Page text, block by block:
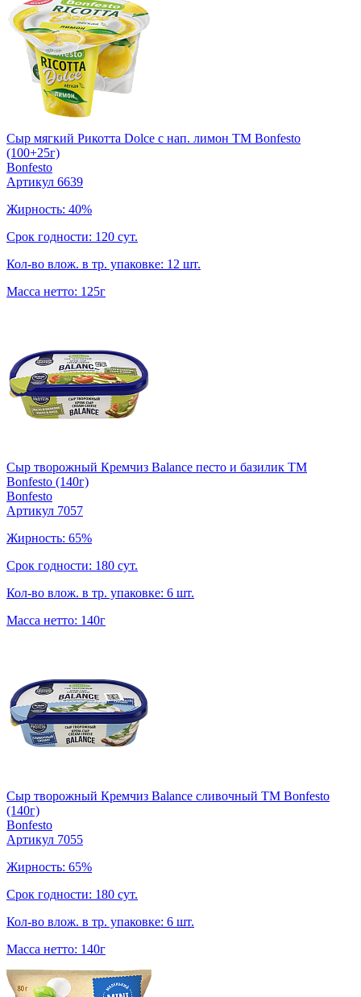
Сыр мягкий Рикотта Dolce с нап. лимон TM Bonfesto
(100+25г)
Bonfesto
Артикул 6639
Жирность: 40%
Срок годности: 120 сут.
Кол-во влож. в тр. упаковке: 12 шт.
Масса нетто: 125г
Сыр творожный Кремчиз Balance песто и базилик ТМ
Bonfesto (140г)
Bonfesto
Артикул 7057
Жирность: 65%
Срок годности: 180 сут.
Кол-во влож. в тр. упаковке: 6 шт.
Масса нетто: 140г
Сыр творожный Кремчиз Balance сливочный ТМ Bonfesto
(140г)
Bonfesto
Артикул 7055
Жирность: 65%
Срок годности: 180 сут.
Кол-во влож. в тр. упаковке: 6 шт.
Масса нетто: 140г